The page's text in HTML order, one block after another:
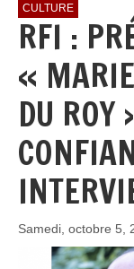
CULTURE
RFI :
«
DU ROY
Samedi, octobre 5,